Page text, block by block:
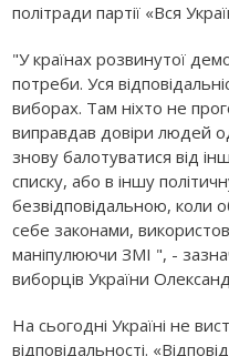
політради партії «Вся
"У країнах розвинутої
потреби. Уся
виборах. Там ніхто не
виправдав довіри людей
знову балотуватися від
списку, або в іншу
безвідповідальною, коли
себе законами,
маніпулюючи ЗМІ ", -
виборців України
На сьогодні Україні не
відповідальності.